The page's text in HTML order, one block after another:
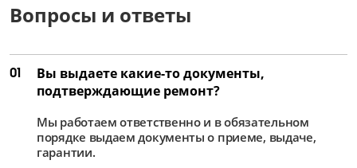
Вопросы и ответы
01
Вы выдаете какие-то документы,
подтверждающие ремонт?
Мы работаем ответственно и в обязательном
порядке выдаем документы о приеме, выдаче,
гарантии.